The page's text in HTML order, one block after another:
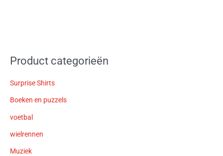
Product categorieën
Surprise Shirts
Boeken en puzzels
voetbal
wielrennen
Muziek